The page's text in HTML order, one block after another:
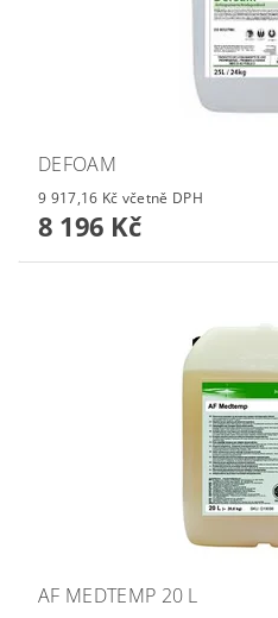
DEFOAM
9 917,16 Kč včetně DPH
8 196 Kč
AF MEDTEMP 20 L